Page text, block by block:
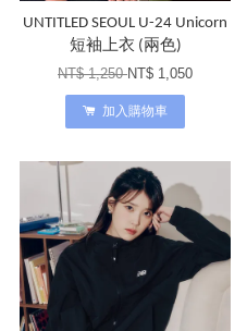
UNTITLED SEOUL U-24 Unicorn
短袖上衣 (兩色)
NT$ 1,250NT$ 1,050
加入購物車